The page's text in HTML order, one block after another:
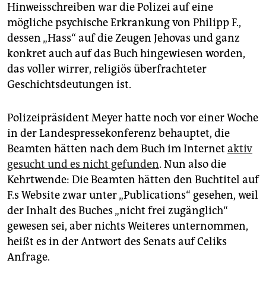
Hinweisschreiben war die Polizei auf eine
mögliche psychische Erkrankung von Philipp F.,
dessen „Hass“ auf die Zeugen Jehovas und ganz
konkret auch auf das Buch hingewiesen worden,
das voller wirrer, religiös überfrachteter
Geschichtsdeutungen ist.
Polizeipräsident Meyer hatte noch vor einer Woche
in der Landespressekonferenz behauptet, die
Beamten hätten nach dem Buch im Internet aktiv
gesucht und es nicht gefunden. Nun also die
Kehrtwende: Die Beamten hätten den Buchtitel auf
F.s Website zwar unter „Publications“ gesehen, weil
der Inhalt des Buches „nicht frei zugänglich“
gewesen sei, aber nichts Weiteres unternommen,
heißt es in der Antwort des Senats auf Celiks
Anfrage.